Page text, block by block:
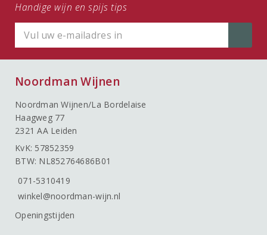
Handige wijn en spijs tips
Noordman Wijnen
Noordman Wijnen/La Bordelaise
Haagweg 77
2321 AA Leiden
KvK: 57852359
BTW: NL852764686B01
071-5310419
winkel@noordman-wijn.nl
Openingstijden